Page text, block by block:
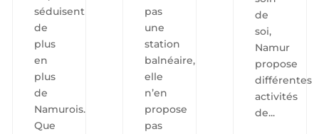
séduisent
de
plus
en
plus
de
Namurois.
Que
pas
une
station
balnéaire,
elle
n’en
propose
pas
de
soi,
Namur
propose
différentes
activités
de...